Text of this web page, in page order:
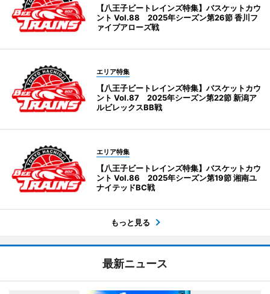
【八王子ビートレインズ特集】バスケットカウ
ント Vol.88 2025年シーズン第26節 香川フ
ァイブアローズ戦
エリア特集
【八王子ビートレインズ特集】バスケットカウ
ント Vol.87 2025年シーズン第22節 新潟ア
ルビレックスBB戦
エリア特集
【八王子ビートレインズ特集】バスケットカウ
ント Vol.86 2025年シーズン第19節 湘南ユ
ナイテッドBC戦
もっと見る
最新ニュース